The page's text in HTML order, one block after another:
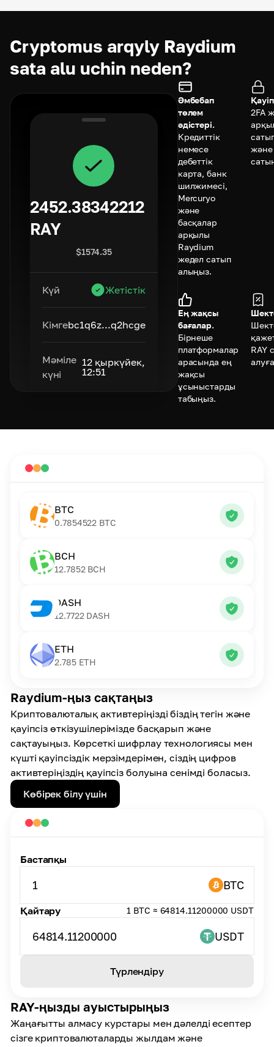
Cryptomus arqyly Raydium
sata alu uchin neden?
2452.38342212
RAY
$1574.35
Күй Жетістік
Кімгеbc1q6z...q2hcge
Мәміле
күні
12 қыркүйек,
12:51
Әмбебап
төлем
әдістері.
Кредиттік
немесе
дебеттік
карта, банк
шилжимесі,
Mercuryo
және
басқалар
арқылы
Raydium
жедел сатып
алыңыз.
2FA
және
Ең жақсы
бағалар.
Бірнеше
платформалар
арасында ең
жақсы
ұсыныстарды
табыңыз.
RAY
Raydium-ңыз сақтаңыз
Криптовалюталық активтеріңізді біздің тегін және
қауіпсіз өткізушілерімізде басқарып және
сақтауыңыз. Көрсеткі шифрлау технологиясы мен
күшті қауіпсіздік мерзімдерімен, сіздің цифров
активтеріңіздің қауіпсіз болуына сенімді боласыз.
Көбірек білу үшін
BTC
0.7854522 BTC
BCH
12.7852 BCH
DASH
12.7722 DASH
ETH
2.785 ETH
RAY-ңызды ауыстырыңыз
Жаңағытты алмасу курстары мен дәлелді есептер
сізге криптовалюталарды жылдам және
Бастапқы
1 BTC
Қайтару 1 BTC ≈ 64814.11200000 USDT
64814.11200000 USDT
Түрлендіру